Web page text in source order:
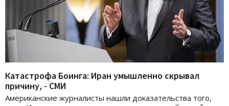
Катастрофа Боинга: Иран умышленно скрывал
причину, - СМИ
Американские журналисты нашли доказательства того,